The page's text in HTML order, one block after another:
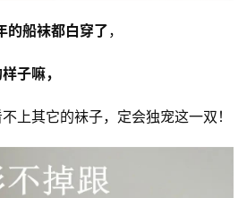
的船袜都白穿了，
子嘛，
上其它的袜子，定会独宠这一双！